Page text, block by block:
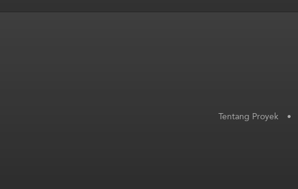
Tentang Proyek •